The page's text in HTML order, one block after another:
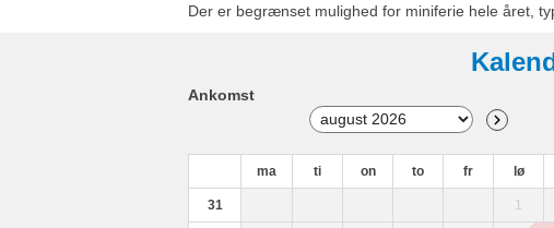
Der er begrænset mulighed for miniferie hele året,
Ankomst
ma ti on to fr lø
31 1